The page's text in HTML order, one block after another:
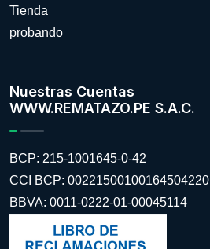
Tienda
probando
Nuestras Cuentas
WWW.REMATAZO.PE S.A.C.
BCP: 215-1001645-0-42
CCI BCP: 00221500100164504220
BBVA: 0011-0222-01-00045114